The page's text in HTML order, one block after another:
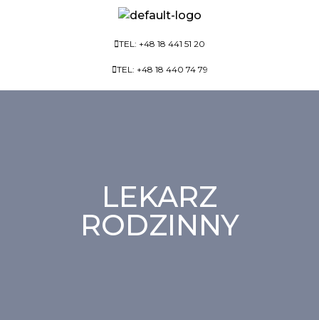
TEL: +48 18 441 51 20
TEL: +48 18 440 74 79
LEKARZ
RODZINNY